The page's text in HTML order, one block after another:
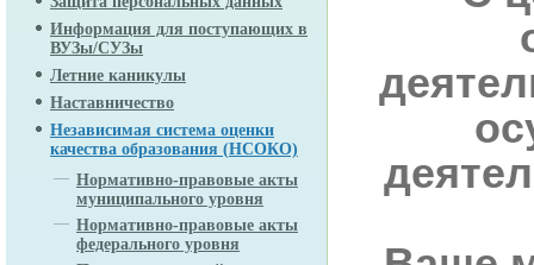
Информация для поступающих в
ВУЗы/СУЗы
Летние каникулы
Наставничество
Независимая система оценки
качества образования (НСОКО)
Нормативно-правовые акты
муниципального уровня
Нормативно-правовые акты
федерального уровня